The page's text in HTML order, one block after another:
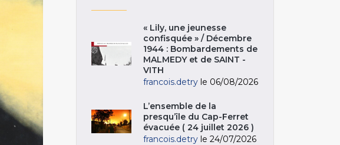
« Lily, une jeunesse
confisquée » / Décembre
1944 : Bombardements de
MALMEDY et de SAINT -
VITH
francois.detry le 06/08/2026
L’ensemble de la
presqu’île du Cap-Ferret
évacuée ( 24 juillet 2026 )
francois.detry le 24/07/2026